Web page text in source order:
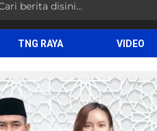
TNG RAYA VIDEO